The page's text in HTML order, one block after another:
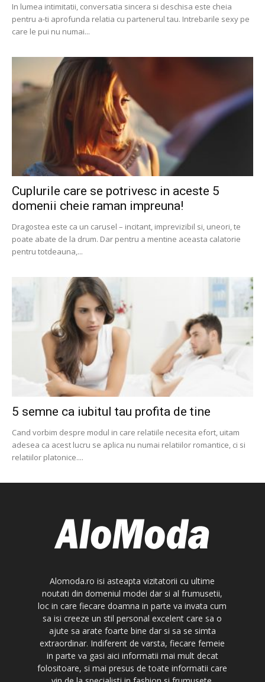
In lumea intimitatii, conversatia sincera si deschisa este cheia
pentru a-ti aprofunda relatia cu partenerul tau. Intrebarile sexy pe
care le pui nu numai...
Cuplurile care se potrivesc in aceste 5
domenii cheie raman impreuna!
Dragostea este ca un carusel – incitant, imprevizibil si, uneori, te
poate abate de la drum. Dar pentru a mentine aceasta calatorie
pentru totdeauna,...
5 semne ca iubitul tau profita de tine
Cand vorbim despre modul in care relatiile necesita efort, uitam
adesea ca acest lucru se aplica nu numai relatiilor romantice, ci si
relatiilor platonice....
Alomoda.ro isi asteapta vizitatorii cu ultime
noutati din domeniul modei dar si al frumusetii,
loc in care fiecare doamna in parte va invata cum
sa isi creeze un stil personal excelent care sa o
ajute sa arate foarte bine dar si sa se simta
extraordinar. Indiferent de varsta, fiecare femeie
in parte va gasi aici informatii mai mult decat
folositoare, si mai presus de toate informatii care